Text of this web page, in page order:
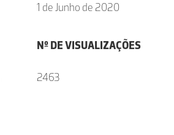
1 de Junho de 2020
Nº DE VISUALIZAÇÕES
2463